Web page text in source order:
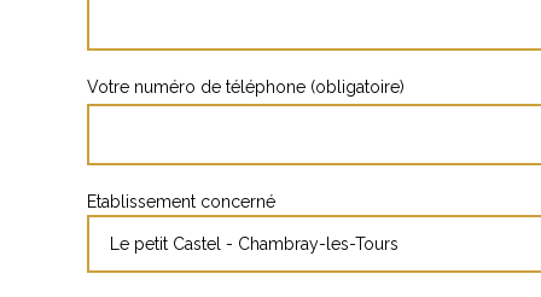
Votre numéro de téléphone (obligatoire)
Etablissement concerné